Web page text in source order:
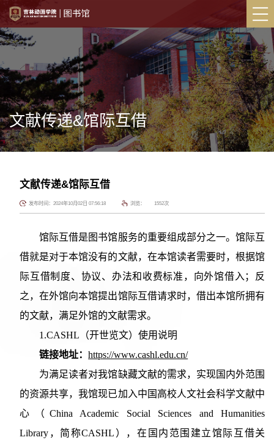
文献传递&馆际互借
文献传递&馆际互借
发布时间：2024年10月02日 07:56:18 浏览： 1552次
馆际互借是图书馆服务的重要组成部分之一。馆际互
借就是对于本馆没有的文献，在本馆读者需要时，根据馆
际互借制度、协议、办法和收费标准，向外馆借入；反
之，在外馆向本馆提出馆际互借请求时，借出本馆所拥有
的文献，满足外馆的文献需求。
1.CASHL（开世览文）使用说明
链接地址：https://www.cashl.edu.cn/
为满足读者对我馆缺藏文献的需求，实现国内外范围
的资源共享，我馆现已加入中国高校人文社会科学文献中
心（China Academic Social Sciences and Humanities
Library，简称CASHL），在国内范围建立馆际互借关